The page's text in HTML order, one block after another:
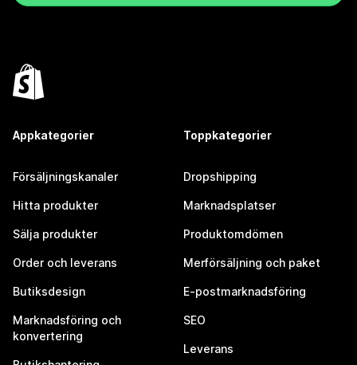
Appkategorier
Försäljningskanaler
Hitta produkter
Sälja produkter
Order och leverans
Butiksdesign
Marknadsföring och
konvertering
Toppkategorier
Dropshipping
Marknadsplatser
Produktomdömen
Merförsäljning och paket
E-postmarknadsföring
SEO
Leverans